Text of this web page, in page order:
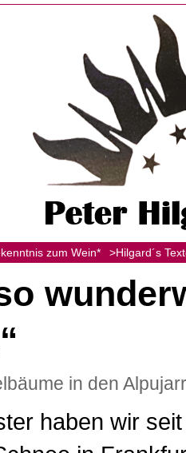
zum Wein* >Hilgard´s
in den
haben wir